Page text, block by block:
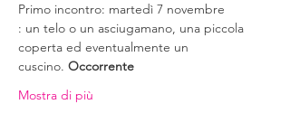
Primo incontro: martedì 7 novembre
: un telo o un asciugamano, una piccola
coperta ed eventualmente un
cuscino. Occorrente
Mostra di più